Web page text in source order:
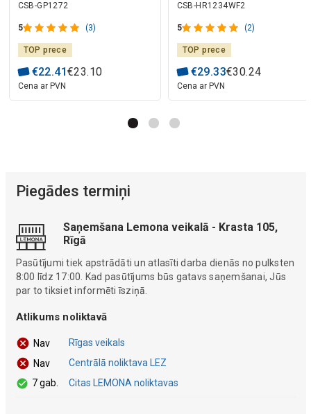
CSB-GP1272
5 (3)
TOP prece
€22.41€23.10
Cena ar PVN
CSB-HR1234WF2
5 (2)
TOP prece
€29.33€30.24
Cena ar PVN
Piegādes termiņi
Saņemšana Lemona veikalā - Krasta 105,
Rīgā
Pasūtījumi tiek apstrādāti un atlasīti darba dienās no pulksten
8:00 līdz 17:00. Kad pasūtījums būs gatavs saņemšanai, Jūs
par to tiksiet informēti īsziņā.
Atlikums noliktavā
Nav
Rīgas veikals
Nav
Centrālā noliktava LEZ
7 gab.
Citas LEMONA noliktavas